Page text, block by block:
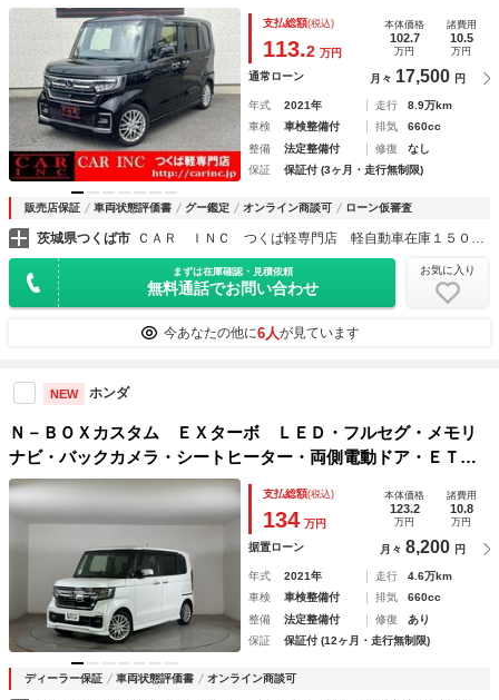
ｅｔｏｏｔｈオーディオ 衝突軽減ブレーキ レーンキープア
シスト コーナーセンサー オートハイビーム ＬＥＤライ
ト ＥＴＣ
支払総額(税込)
113.2 万円
本体価格
102.7
万円
諸費用
10.5
万円
通常ローン 月々 17,500 円
年式 2021年 走行
8.9万km
車検
車検整備付 排気
660cc
整備
法定整備付 修復
なし
保証
保証付 (3ヶ月・走行無制限)
販売店保証 車両状態評価書 グー鑑定 オンライン商談可 ローン仮審査
茨城県つくば市 ＣＡＲ ＩＮＣ つくば軽専門店 軽自動車在庫１５０台以上
まずは在庫確認・見積依頼
無料通話でお問い合わせ
お気に入り
今あなたの他に6人が見ています
NEW ホンダ
Ｎ－ＢＯＸカスタム ＥＸターボ ＬＥＤ・フルセグ・メモリ
ナビ・バックカメラ・シートヒーター・両側電動ドア・ＥＴ
Ｃ ＢＴオーディオ 衝突軽減ブレーキ レーンアシスト Ｌ
ＥＤヘッド カーテンエアバック 地デジ 横滑り防止装置
ＡＢＳ
支払総額(税込)
134 万円
本体価格
123.2
万円
諸費用
10.8
万円
据置ローン 月々 8,200 円
年式 2021年 走行
4.6万km
車検
車検整備付 排気
660cc
整備
法定整備付 修復
あり
保証
保証付 (12ヶ月・走行無制限)
ディーラー保証 車両状態評価書 オンライン商談可